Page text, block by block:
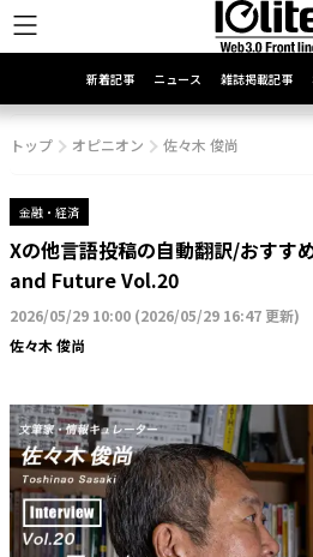
新着記事 ニュース 雑誌掲載記事
トップ オピニオン 佐々木 俊尚
金融・経済
Xの他言語投稿の自動翻訳/おす
and Future Vol.20
2026/05/29 10:00 (2026/05/29 16:47 更新)
佐々木 俊尚